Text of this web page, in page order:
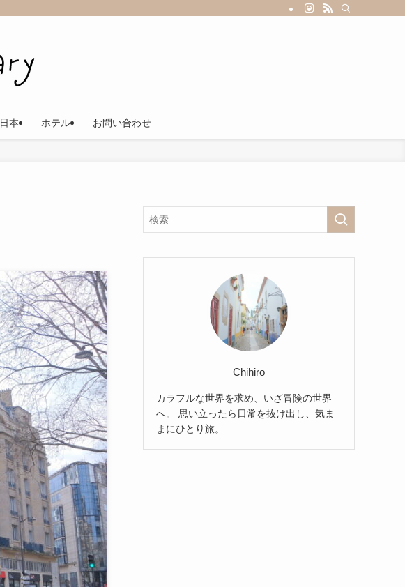
日本 ホテル お問い合わせ
Chihiro
カラフルな世界を求め、いざ冒険の世界
へ。 思い立ったら日常を抜け出し、気ま
まにひとり旅。